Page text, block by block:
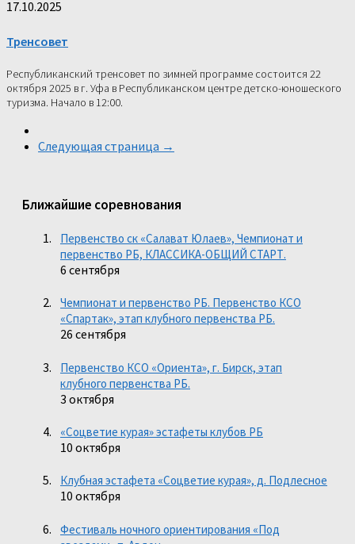
17.10.2025
Тренсовет
Республиканский тренсовет по зимней программе состоится 22
октября 2025 в г. Уфа в Республиканском центре детско-юношеского
туризма. Начало в 12:00.
Следующая страница →
Ближайшие соревнования
Первенство ск «Салават Юлаев», Чемпионат и
первенство РБ, КЛАССИКА-ОБЩИЙ СТАРТ.
6 сентября
Чемпионат и первенство РБ. Первенство КСО
«Спартак», этап клубного первенства РБ.
26 сентября
Первенство КСО «Ориента», г. Бирск, этап
клубного первенства РБ.
3 октября
«Соцветие курая» эстафеты клубов РБ
10 октября
Клубная эстафета «Соцветие курая», д. Подлесное
10 октября
Фестиваль ночного ориентирования «Под